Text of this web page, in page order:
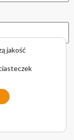
pisania
jakość